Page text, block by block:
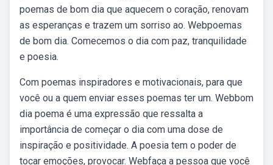
poemas de bom dia que aquecem o coração, renovam
as esperanças e trazem um sorriso ao. Webpoemas
de bom dia. Comecemos o dia com paz, tranquilidade
e poesia.
Com poemas inspiradores e motivacionais, para que
você ou a quem enviar esses poemas ter um. Webbom
dia poema é uma expressão que ressalta a
importância de começar o dia com uma dose de
inspiração e positividade. A poesia tem o poder de
tocar emoções, provocar. Webfaça a pessoa que você